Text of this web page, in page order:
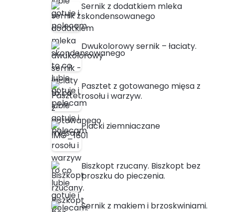
Sernik z dodatkiem mleka
skondensowanego
Dwukolorowy sernik – łaciaty.
Pasztet z gotowanego mięsa z
rosołu i warzyw.
Placki ziemniaczane
Biszkopt rzucany. Biszkopt bez
proszku do pieczenia.
Sernik z makiem i brzoskwiniami.